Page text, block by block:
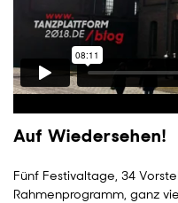
Auf Wiedersehen!
Fünf Festivaltage, 34
Rahmenprogramm, ganz